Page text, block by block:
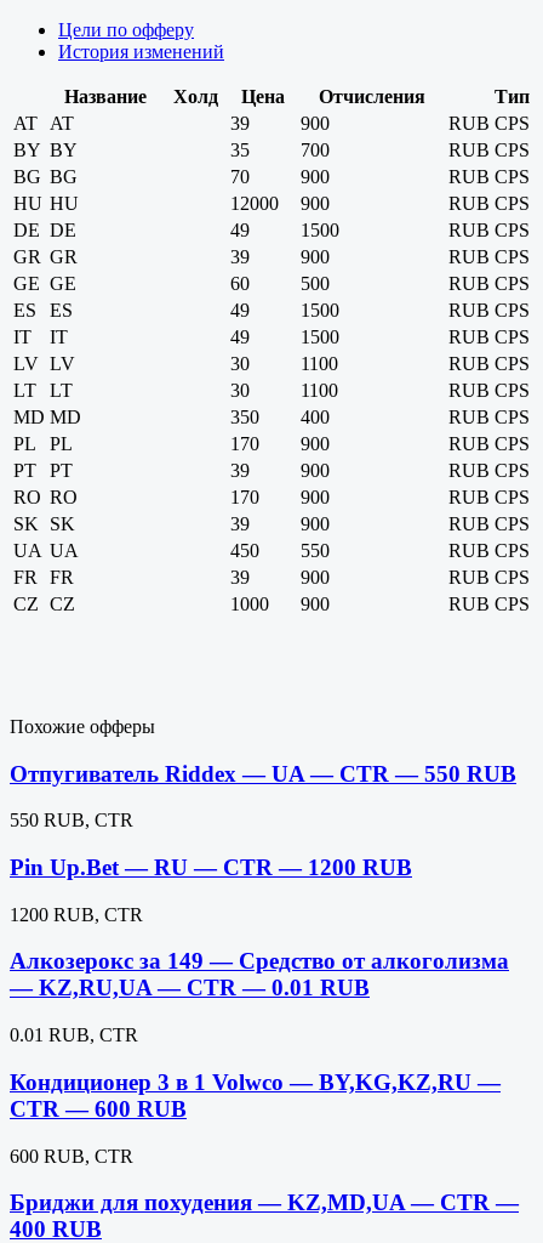
Цели по офферу
История изменений
Название Холд Цена Отчисления
Тип
AT
AT 39 900 RUB CPS
BY BY 35 700 RUB CPS
BG BG 70 900 RUB CPS
HU HU 12000 900 RUB CPS
DE DE 49 1500 RUB CPS
GR GR 39 900 RUB CPS
GE GE 60 500 RUB CPS
ES
ES 49 1500 RUB CPS
IT
IT 49 1500 RUB CPS
LV LV 30 1100 RUB CPS
LT
LT 30 1100 RUB CPS
MD MD 350 400 RUB CPS
PL
PL 170 900 RUB CPS
PT
PT 39 900 RUB CPS
RO RO 170 900 RUB CPS
SK
SK 39 900 RUB CPS
UA UA 450 550 RUB CPS
FR
FR 39 900 RUB CPS
CZ CZ 1000 900 RUB CPS
Похожие офферы
Отпугиватель Riddex — UA — CTR — 550 RUB
550 RUB, CTR
Pin Up.Bet — RU — CTR — 1200 RUB
1200 RUB, CTR
Алкозерокс за 149 — Средство от алкоголизма
— KZ,RU,UA — CTR — 0.01 RUB
0.01 RUB, CTR
Кондиционер 3 в 1 Volwco — BY,KG,KZ,RU —
CTR — 600 RUB
600 RUB, CTR
Бриджи для похудения — KZ,MD,UA — CTR —
400 RUB